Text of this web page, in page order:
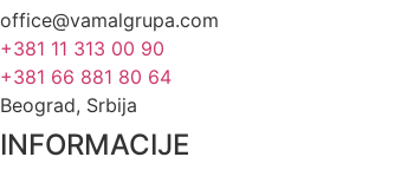
office@vamalgrupa.com
+381 11 313 00 90
+381 66 881 80 64
Beograd, Srbija
INFORMACIJE